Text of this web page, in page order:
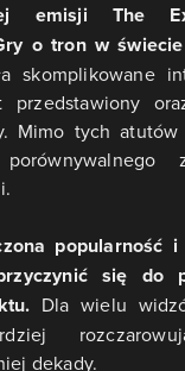
emisji The
o tron w
skomplikowane
przedstawiony
Mimo tych
popularność
się do
Dla wielu
dekady.